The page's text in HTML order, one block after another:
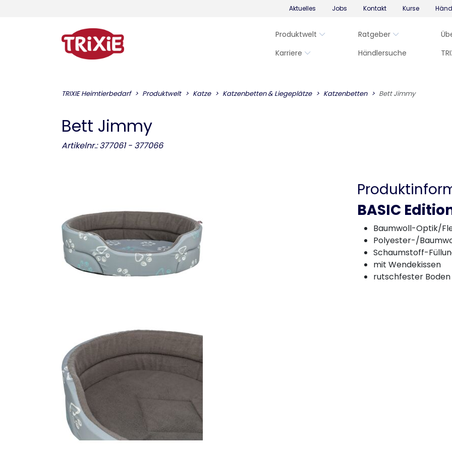
Aktuelles Jobs Kontakt Kurse
Produktwelt Ratgeber
Karriere
Händlersuche
TRIXIE Heimtierbedarf Produktwelt Katze Katzenbetten & Liegeplätze Katzenbetten Bett Jimmy
Bett Jimmy
Artikelnr.: 377061 - 377066
BASIC
Baumwoll-Optik/
Polyester-/
Schaumstoff-
mit Wendekissen
rutschfester Boden